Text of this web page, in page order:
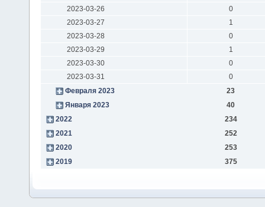
2023-03-26
0
2023-03-27
1
2023-03-28
0
2023-03-29
1
2023-03-30
0
2023-03-31
0
Февраля 2023
23
Января 2023
40
2022
234
2021
252
2020
253
2019
375